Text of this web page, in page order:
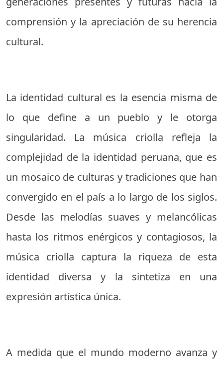
comprensión y la apreciación de su herencia
cultural.
La identidad cultural es la esencia misma de
lo que define a un pueblo y le otorga
singularidad. La música criolla refleja la
complejidad de la identidad peruana, que es
un mosaico de culturas y tradiciones que han
convergido en el país a lo largo de los siglos.
Desde las melodías suaves y melancólicas
hasta los ritmos enérgicos y contagiosos, la
música criolla captura la riqueza de esta
identidad diversa y la sintetiza en una
expresión artística única.
A medida que el mundo moderno avanza y